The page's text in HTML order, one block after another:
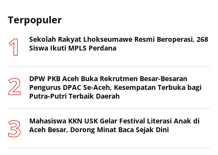
Terpopuler
Sekolah Rakyat Lhokseumawe Resmi Beroperasi, 268
Siswa Ikuti MPLS Perdana
DPW PKB Aceh Buka Rekrutmen Besar-Besaran
Pengurus DPAC Se-Aceh, Kesempatan Terbuka bagi
Putra-Putri Terbaik Daerah
Mahasiswa KKN USK Gelar Festival Literasi Anak di
Aceh Besar, Dorong Minat Baca Sejak Dini